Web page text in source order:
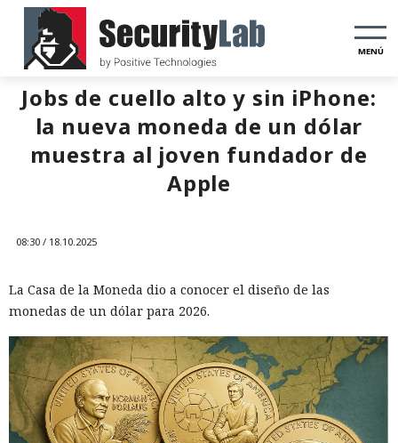
MENÚ
Jobs de cuello alto y sin iPhone:
la nueva moneda de un dólar
muestra al joven fundador de
Apple
08:30 / 18.10.2025
La Casa de la Moneda dio a conocer el diseño de las
monedas de un dólar para 2026.